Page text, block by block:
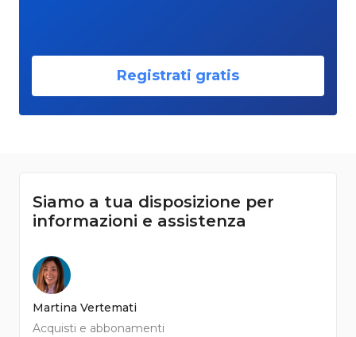
Registrati gratis
Siamo a tua disposizione per
informazioni e assistenza
Martina Vertemati
Acquisti e abbonamenti